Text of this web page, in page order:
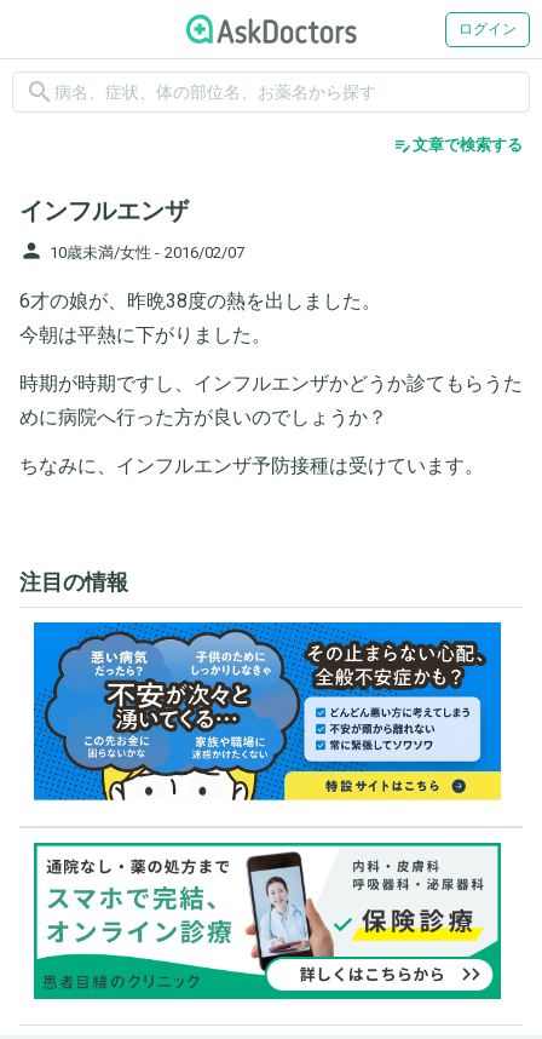
ログイン
search
edit_note文章で検索する
インフルエンザ
person 10歳未満/女性 - 2016/02/07
6才の娘が、昨晩38度の熱を出しました。
今朝は平熱に下がりました。
時期が時期ですし、インフルエンザかどうか診てもらうた
めに病院へ行った方が良いのでしょうか？
ちなみに、インフルエンザ予防接種は受けています。
注目の情報